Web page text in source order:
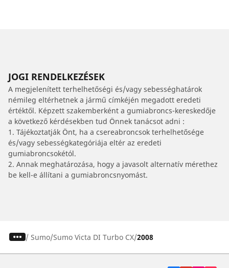
JOGI RENDELKEZÉSEK
A megjelenített terhelhetőségi és/vagy sebességhatárok
némileg eltérhetnek a jármű címkéjén megadott eredeti
értéktől. Képzett szakemberként a gumiabroncs-kereskedője
a következő kérdésekben tud Önnek tanácsot adni :
1. Tájékoztatják Önt, ha a csereabroncsok terhelhetősége
és/vagy sebességkategóriája eltér az eredeti
gumiabroncsokétól.
2. Annak meghatározása, hogy a javasolt alternatív mérethez
be kell-e állítani a gumiabroncsnyomást.
/ Sumo Sumo Victa DI Turbo CX 2008